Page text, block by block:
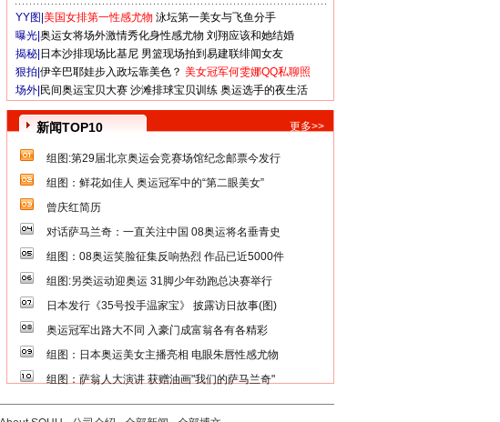
YY图| 美国女排第一性感尤物 泳坛第一美女与飞鱼分手
曝光| 奥运女将场外激情秀化身性感尤物 刘翔应该和她结婚
揭秘| 日本沙排现场比基尼 男篮现场拍到易建联绯闻女友
狠拍| 伊辛巴耶娃步入政坛靠美色？ 美女冠军何雯娜QQ私聊照
场外| 民间奥运宝贝大赛 沙滩排球宝贝训练 奥运选手的夜生活
新闻TOP10 更多>>
组图:第29届北京奥运会竞赛场馆纪念邮票今发行
组图：鲜花如佳人 奥运冠军中的“第二眼美女”
曾庆红简历
对话萨马兰奇：一直关注中国 08奥运将名垂青史
组图：08奥运笑脸征集反响热烈 作品已近5000件
组图:另类运动迎奥运 31脚少年劲跑总决赛举行
日本发行《35号投手温家宝》 披露访日故事(图)
奥运冠军出路大不同 入豪门成富翁各有各精彩
组图：日本奥运美女主播亮相 电眼朱唇性感尤物
组图：萨翁人大演讲 获赠油画"我们的萨马兰奇"